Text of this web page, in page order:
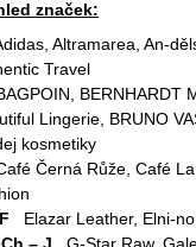
značek:
Altramarea, An-
Travel
BERNHARDT
Lingerie, BRUNO
kosmetiky
Černá Růže, Café
Elazar Leather, Elni-